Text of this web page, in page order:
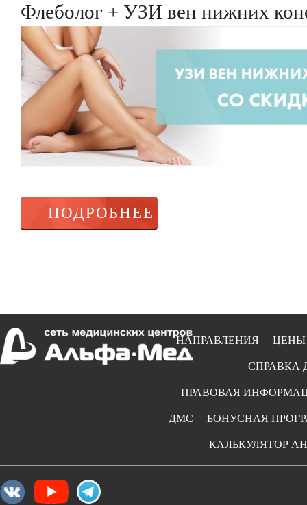
Флеболог + УЗИ вен нижних
ПОДРОБНЕЕ
ЦЕНЫ
НАПРАВЛЕНИЯ
СПРАВКА
ПРАВОВАЯ
БОНУСНАЯ
ДМС
КАЛЬКУЛЯТОР